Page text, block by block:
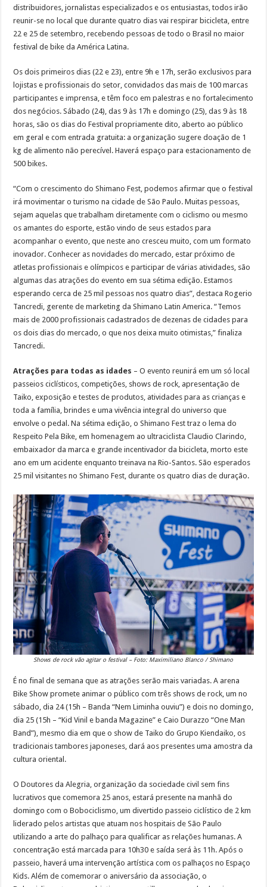
distribuidores, jornalistas especializados e os entusiastas, todos irão
reunir-se no local que durante quatro dias vai respirar bicicleta, entre
22 e 25 de setembro, recebendo pessoas de todo o Brasil no maior
festival de bike da América Latina.
Os dois primeiros dias (22 e 23), entre 9h e 17h, serão exclusivos para
lojistas e profissionais do setor, convidados das mais de 100 marcas
participantes e imprensa, e têm foco em palestras e no fortalecimento
dos negócios. Sábado (24), das 9 às 17h e domingo (25), das 9 às 18
horas, são os dias do Festival propriamente dito, aberto ao público
em geral e com entrada gratuita: a organização sugere doação de 1
kg de alimento não perecível. Haverá espaço para estacionamento de
500 bikes.
“Com o crescimento do Shimano Fest, podemos afirmar que o festival
irá movimentar o turismo na cidade de São Paulo. Muitas pessoas,
sejam aquelas que trabalham diretamente com o ciclismo ou mesmo
os amantes do esporte, estão vindo de seus estados para
acompanhar o evento, que neste ano cresceu muito, com um formato
inovador. Conhecer as novidades do mercado, estar próximo de
atletas profissionais e olímpicos e participar de várias atividades, são
algumas das atrações do evento em sua sétima edição. Estamos
esperando cerca de 25 mil pessoas nos quatro dias”, destaca Rogerio
Tancredi, gerente de marketing da Shimano Latin America. “Temos
mais de 2000 profissionais cadastrados de dezenas de cidades para
os dois dias do mercado, o que nos deixa muito otimistas,” finaliza
Tancredi.
Atrações para todas as idades – O evento reunirá em um só local
passeios ciclísticos, competições, shows de rock, apresentação de
Taiko, exposição e testes de produtos, atividades para as crianças e
toda a família, brindes e uma vivência integral do universo que
envolve o pedal. Na sétima edição, o Shimano Fest traz o lema do
Respeito Pela Bike, em homenagem ao ultraciclista Claudio Clarindo,
embaixador da marca e grande incentivador da bicicleta, morto este
ano em um acidente enquanto treinava na Rio-Santos. São esperados
25 mil visitantes no Shimano Fest, durante os quatro dias de duração.
Shows de rock vão agitar o festival – Foto: Maximiliano Blanco / Shimano
É no final de semana que as atrações serão mais variadas. A arena
Bike Show promete animar o público com três shows de rock, um no
sábado, dia 24 (15h – Banda “Nem Liminha ouviu”) e dois no domingo,
dia 25 (15h – “Kid Vinil e banda Magazine” e Caio Durazzo “One Man
Band”), mesmo dia em que o show de Taiko do Grupo Kiendaiko, os
tradicionais tambores japoneses, dará aos presentes uma amostra da
cultura oriental.
O Doutores da Alegria, organização da sociedade civil sem fins
lucrativos que comemora 25 anos, estará presente na manhã do
domingo com o Bobociclismo, um divertido passeio ciclístico de 2 km
liderado pelos artistas que atuam nos hospitais de São Paulo
utilizando a arte do palhaço para qualificar as relações humanas. A
concentração está marcada para 10h30 e saída será às 11h. Após o
passeio, haverá uma intervenção artística com os palhaços no Espaço
Kids. Além de comemorar o aniversário da associação, o